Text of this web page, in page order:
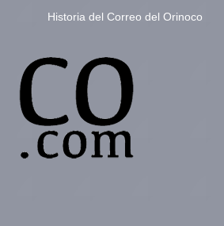
Historia del Correo del Orinoco